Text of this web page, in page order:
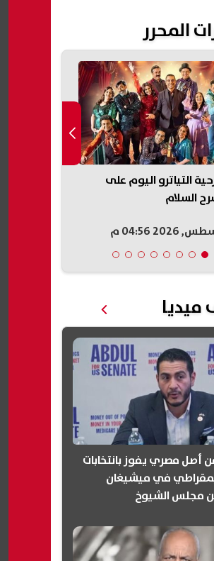
المحرر
التياترو اليوم على
السلام
ميديا
أصل مصري يفوز بانتخابات
في ميشيغان
مجلس الشيوخ